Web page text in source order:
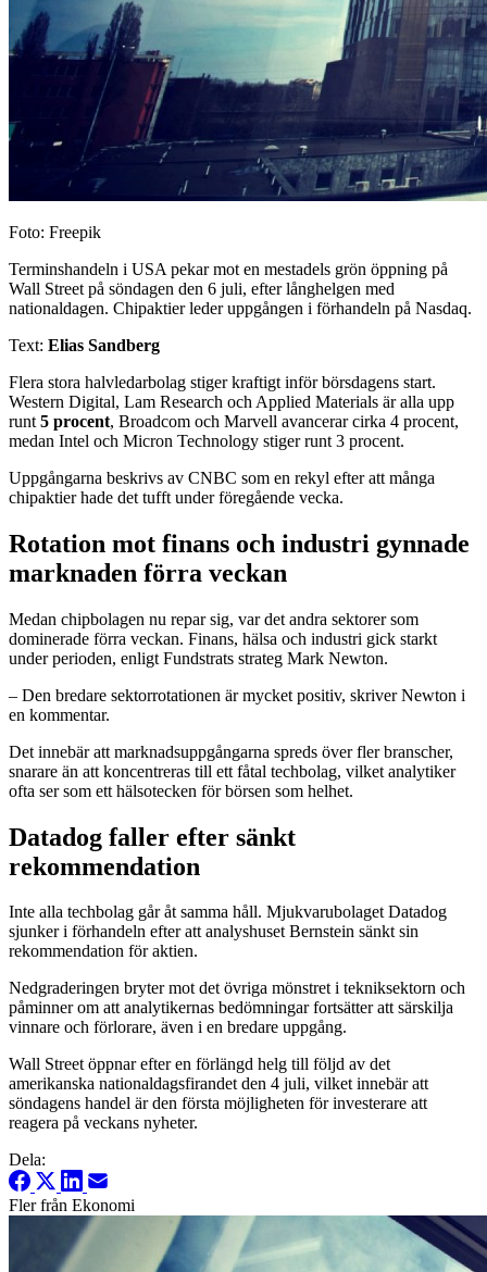
Foto: Freepik
Terminshandeln i USA pekar mot en mestadels grön öppning på
Wall Street på söndagen den 6 juli, efter långhelgen med
nationaldagen. Chipaktier leder uppgången i förhandeln på Nasdaq.
Text: Elias Sandberg
Flera stora halvledarbolag stiger kraftigt inför börsdagens start.
Western Digital, Lam Research och Applied Materials är alla upp
runt 5 procent, Broadcom och Marvell avancerar cirka 4 procent,
medan Intel och Micron Technology stiger runt 3 procent.
Uppgångarna beskrivs av CNBC som en rekyl efter att många
chipaktier hade det tufft under föregående vecka.
Rotation mot finans och industri gynnade
marknaden förra veckan
Medan chipbolagen nu repar sig, var det andra sektorer som
dominerade förra veckan. Finans, hälsa och industri gick starkt
under perioden, enligt Fundstrats strateg Mark Newton.
– Den bredare sektorrotationen är mycket positiv, skriver Newton i
en kommentar.
Det innebär att marknadsuppgångarna spreds över fler branscher,
snarare än att koncentreras till ett fåtal techbolag, vilket analytiker
ofta ser som ett hälsotecken för börsen som helhet.
Datadog faller efter sänkt
rekommendation
Inte alla techbolag går åt samma håll. Mjukvarubolaget Datadog
sjunker i förhandeln efter att analyshuset Bernstein sänkt sin
rekommendation för aktien.
Nedgraderingen bryter mot det övriga mönstret i tekniksektorn och
påminner om att analytikernas bedömningar fortsätter att särskilja
vinnare och förlorare, även i en bredare uppgång.
Wall Street öppnar efter en förlängd helg till följd av det
amerikanska nationaldagsfirandet den 4 juli, vilket innebär att
söndagens handel är den första möjligheten för investerare att
reagera på veckans nyheter.
Dela:
Fler från Ekonomi